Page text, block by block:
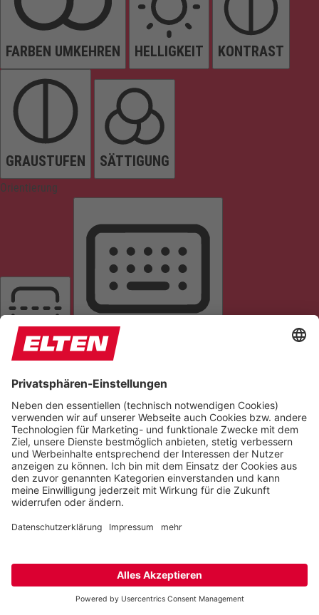
FARBEN UMKEHREN HELLIGKEIT KONTRAST
GRAUSTUFEN SÄTTIGUNG
Orientierung
LESELINIE TASTATURNAVIGATION
TITEL HERVORHEBEN LESEMASKE